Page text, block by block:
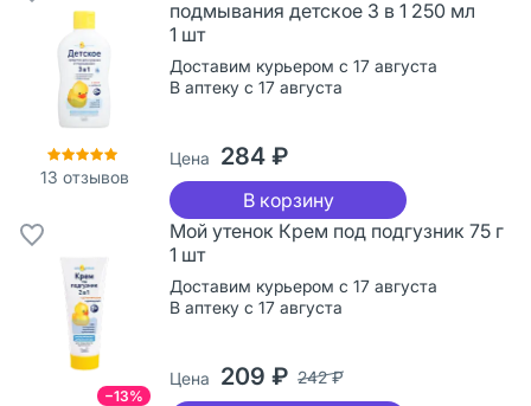
13 отзывов
подмывания детское 3 в 1 250 мл
1 шт
Доставим курьером с 17 августа
В аптеку с 17 августа
Цена 284 ₽
В корзину
−13%
Мой утенок Крем под подгузник 75 г
1 шт
Доставим курьером с 17 августа
В аптеку с 17 августа
Цена 209 ₽ 242 ₽